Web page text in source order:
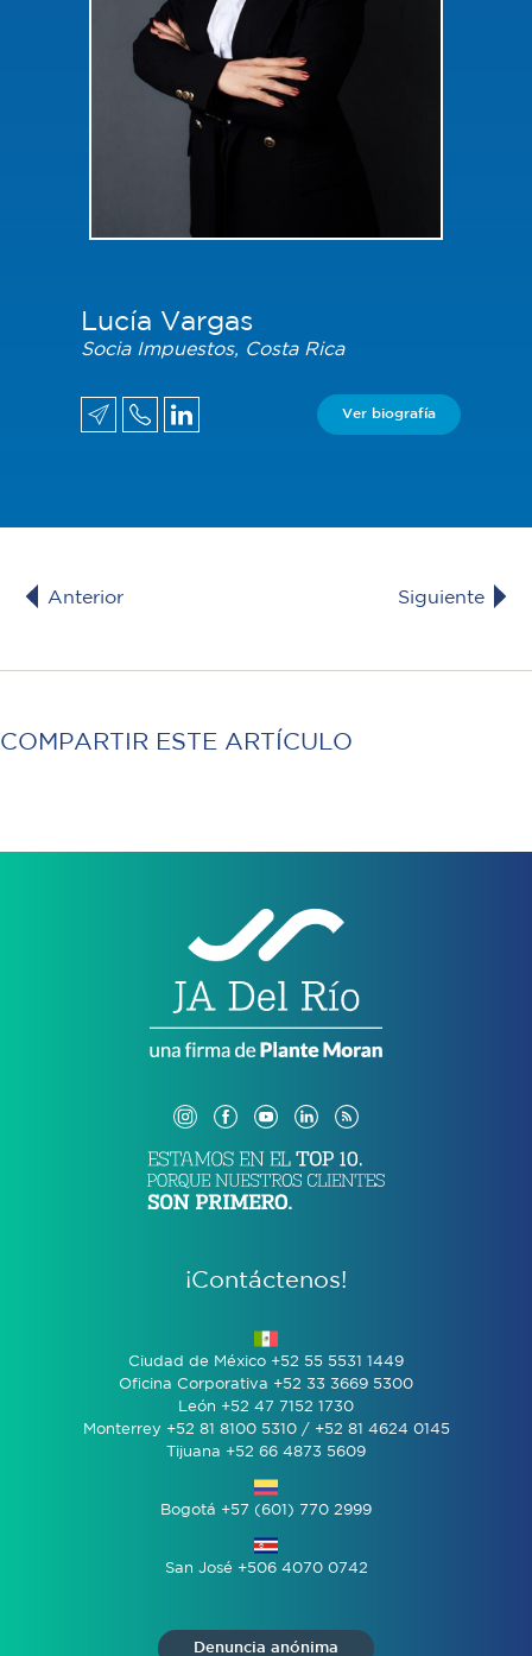
Lucía Vargas
Socia Impuestos, Costa Rica
Ver biografía
Anterior Siguiente
COMPARTIR ESTE ARTÍCULO
¡Contáctenos!
Ciudad de México +52 55 5531 1449
Oficina Corporativa +52 33 3669 5300
León +52 47 7152 1730
Monterrey +52 81 8100 5310 / +52 81 4624 0145
Tijuana +52 66 4873 5609
Bogotá +57 (601) 770 2999
San José +506 4070 0742
Denuncia anónima